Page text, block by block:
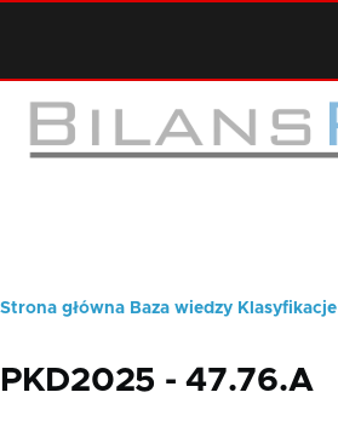
Ścieżka
Strona główna Baza wiedzy Klasyfikacje
PKD2025 - 47.76.A